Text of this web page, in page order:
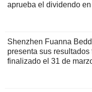
aprueba el dividendo
Shenzhen Fuanna
presenta sus
finalizado el 31 de